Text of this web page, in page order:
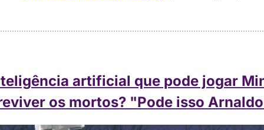
artificial que pode jogar
os mortos? "Pode isso